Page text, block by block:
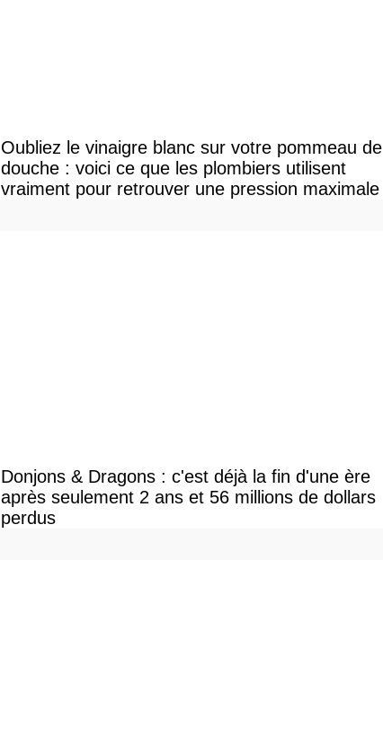
Oubliez le vinaigre blanc sur votre pommeau de
douche : voici ce que les plombiers utilisent
vraiment pour retrouver une pression maximale
Donjons & Dragons : c'est déjà la fin d'une ère
après seulement 2 ans et 56 millions de dollars
perdus